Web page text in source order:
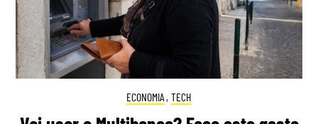
ECONOMIA , TECH